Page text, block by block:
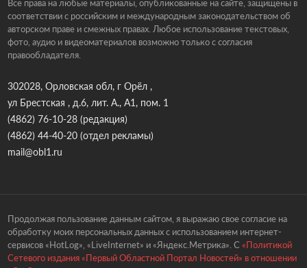
Все права на любые материалы, опубликованные на сайте, защищены в
соответствии с российским и международным законодательством об
авторском праве и смежных правах. Любое использование текстовых,
фото, аудио и видеоматериалов возможно только с согласия
правообладателя.
302028, Орловская обл, г Орёл ,
ул Брестская , д.6, лит. А., А1, пом. 1
(4862) 76-10-28(редакция)
(4862) 44-40-20(отдел рекламы)
mail@obl1.ru
Продолжая пользование данным сайтом, я выражаю свое согласие на
обработку моих персональных данных с использованием интернет-
сервисов «HotLog», «LiveInternet» и «Яндекс.Метрика». С «Политикой
Сетевого издания «Первый Областной Портал Новостей» в отношении